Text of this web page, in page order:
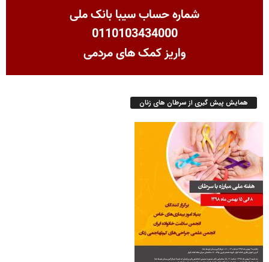
شماره حساب سیبا بانک ملی
0110103434000
واریز کمک های مردمی
همایش پیش گیری از سرطان های زنان